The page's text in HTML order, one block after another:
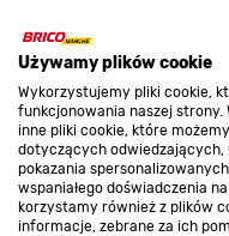
Używamy plików cookie
Wykorzystujemy pliki cookie,
funkcjonowania naszej
inne pliki cookie, które
dotyczących odwiedzających,
pokazania
wspaniałego doświadczenia
korzystamy również z plików
informacje, zebrane za ich
O nas
Kontakt do sklepu
Strefa biznesu